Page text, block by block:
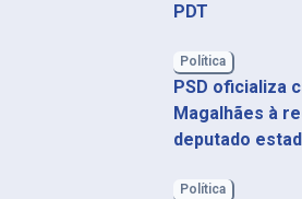
PDT
Política
PSD oficializa
Magalhães à
deputado
Política